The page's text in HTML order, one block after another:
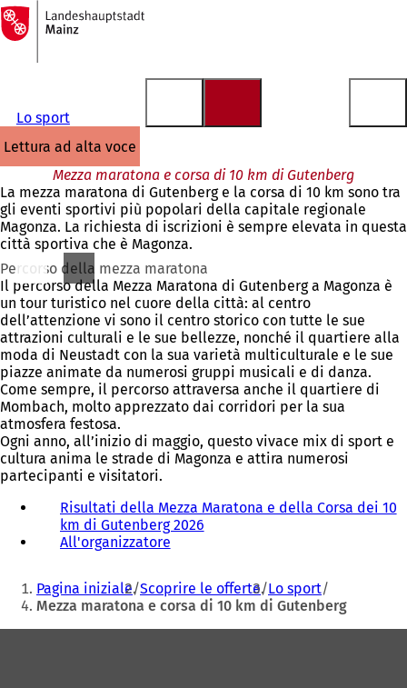
Vai al contenuto
Alla
pagina
iniziale
Lo sport
lettura ad alta voce
Mezza maratona e corsa di 10 km di Gutenberg
La mezza maratona di Gutenberg e la corsa di 10 km sono tra
gli eventi sportivi più popolari della capitale regionale
Magonza. La richiesta di iscrizioni è sempre elevata in questa
città sportiva che è Magonza.
Percorso della mezza maratona
Il percorso della Mezza Maratona di Gutenberg a Magonza è
un tour turistico nel cuore della città: al centro
dell’attenzione vi sono il centro storico con tutte le sue
attrazioni culturali e le sue bellezze, nonché il quartiere alla
moda di Neustadt con la sua varietà multiculturale e le sue
piazze animate da numerosi gruppi musicali e di danza.
Come sempre, il percorso attraversa anche il quartiere di
Mombach, molto apprezzato dai corridori per la sua
atmosfera festosa.
Ogni anno, all’inizio di maggio, questo vivace mix di sport e
cultura anima le strade di Magonza e attira numerosi
partecipanti e visitatori.
Risultati della Mezza Maratona e della Corsa dei 10
km di Gutenberg 2026
p
r
e
All'organizzatore
a
p
r
Siete
qui:
Pagina iniziale Scoprire le offerte Lo sport
Mezza maratona e corsa di 10 km di Gutenberg